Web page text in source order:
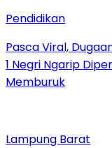
Pendidikan
Pasca Viral,
1 Negri Ngarip
Memburuk
Lampung Barat